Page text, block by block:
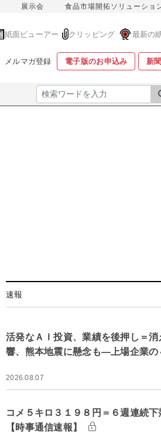
展示会 食品市場開拓ソリューショ
紙面ビューアー クリッピング 最新の
メルマガ登録 電子版のお申込み 新
速報
活発なＡＩ投資、業績を後押し＝消
響、熊本地震に懸念も―上場企業
2026.08.07
コメ５キロ３１９８円＝６週連続
【時事通信速報】